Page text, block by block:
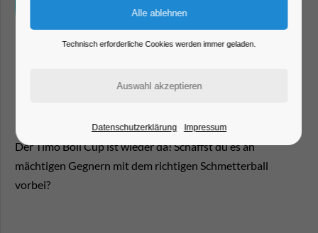
Der Timo Boll Cup ist wieder da! Schaffst du es an
mächtigen Gegnern mit dem richtigen Schmetterball
vorbei?
Technisch erforderliche Cookies werden immer geladen.
Datenschutzerklärung Impressum